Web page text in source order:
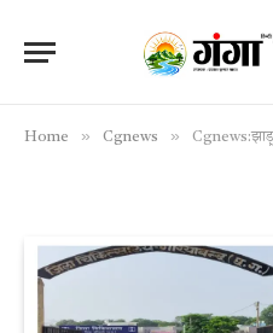
Home » Cgnews » Cgnews:झाड़ू हाथ में,